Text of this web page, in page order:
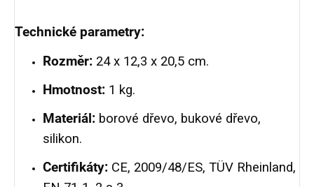
Technické parametry:
Rozměr: 24 x 12,3 x 20,5 cm.
Hmotnost: 1 kg.
Materiál: borové dřevo, bukové dřevo,
silikon.
Certifikáty: CE, 2009/48/ES, TÜV Rheinland,